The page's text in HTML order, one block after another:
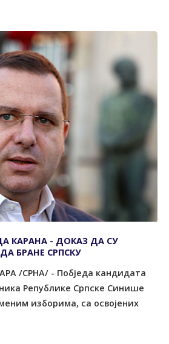
КАРАНА - ДОКАЗ ДА СУ
БРАНЕ СРПСКУ
/СРНА/ - Побједа кандидата
Републике Српске Синише
изборима, са освојених